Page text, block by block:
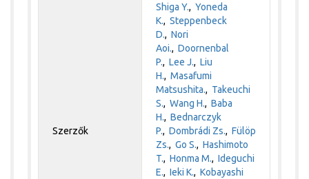
Szerzők
Shiga Y.,Yoneda
K.,Steppenbeck
D.,Nori
Aoi.,Doornenbal
P.,Lee J.,Liu
H.,Masafumi
Matsushita., Takeuchi
S.,Wang H.,Baba
H.,Bednarczyk
P.,Dombrádi Zs.,Fülöp
Zs.,Go S.,Hashimoto
T.,Honma M.,Ideguchi
E.,Ieki K.,Kobayashi